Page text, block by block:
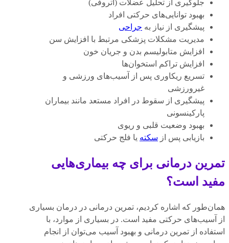
جلوگیری از تحلیل عضلات (آتروفی)
بهبود توانایی‌های حرکتی افراد
پیشگیری از نیاز به جراحی
مدیریت مشکلات پزشکی مرتبط با افزایش سن
افزایش متابولیسم بدن و جریان خون
افزایش تراکم استخوان‌ها
تسریع ریکاوری پس از آسیب‌های ورزشی و
غیرورزشی
پیشگیری از سقوط در افراد مستعد مانند بیماران
پارکینسونی
بهبود وضعیت قلبی و ریوی
بازیابی پس از سکته یا فلج حرکتی
تمرین درمانی برای چه بیماری‌هایی
مفید است؟
همان‌طور که اشاره کردیم، تمرین درمانی در درمان بسیاری
از آسیب‌های حرکتی مفید است. در بسیاری از موارد، با
استفاده از تمرین درمانی و بهبود آسیب می‌توان از انجام